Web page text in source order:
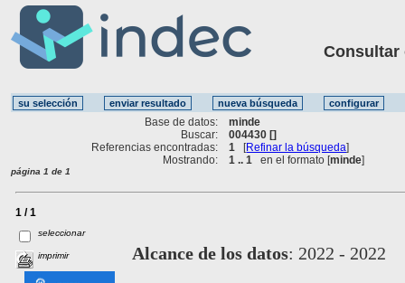
Consultar
Base de datos:
minde
Buscar:
004430 []
Referencias encontradas:
1 [Refinar la búsqueda]
Mostrando:
1 .. 1 en el formato [minde]
página 1 de 1
1 / 1
seleccionar
imprimir Alcance de los datos: 2022 - 2022